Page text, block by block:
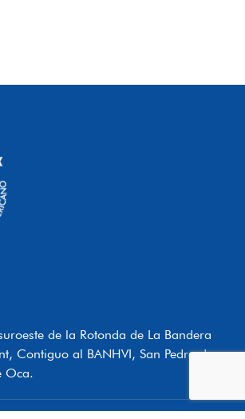
de la Rotonda de La Bandera
Contiguo al BANHVI, San Pedro de
Oca.